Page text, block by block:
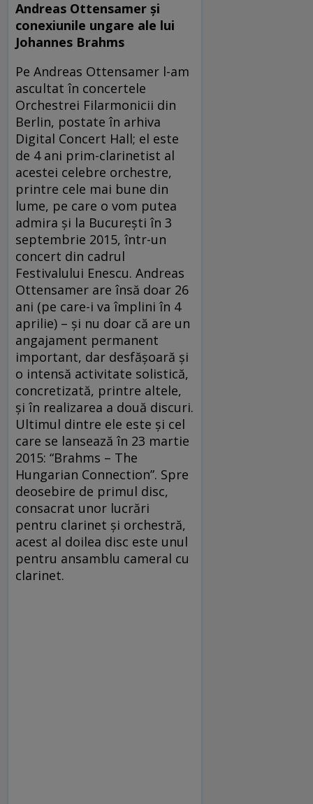
Andreas Ottensamer și
conexiunile ungare ale lui
Johannes Brahms
Pe Andreas Ottensamer l-am
ascultat în concertele
Orchestrei Filarmonicii din
Berlin, postate în arhiva
Digital Concert Hall; el este
de 4 ani prim-clarinetist al
acestei celebre orchestre,
printre cele mai bune din
lume, pe care o vom putea
admira și la București în 3
septembrie 2015, într-un
concert din cadrul
Festivalului Enescu. Andreas
Ottensamer are însă doar 26
ani (pe care-i va împlini în 4
aprilie) – și nu doar că are un
angajament permanent
important, dar desfășoară și
o intensă activitate solistică,
concretizată, printre altele,
și în realizarea a două discuri.
Ultimul dintre ele este și cel
care se lansează în 23 martie
2015: “Brahms – The
Hungarian Connection”. Spre
deosebire de primul disc,
consacrat unor lucrări
pentru clarinet și orchestră,
acest al doilea disc este unul
pentru ansamblu cameral cu
clarinet.